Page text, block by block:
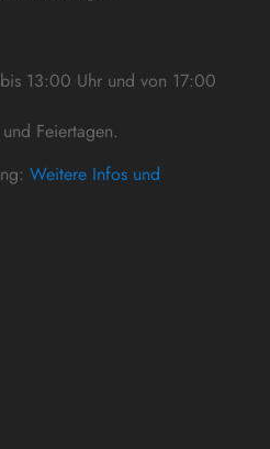
13:00 Uhr und von 17:00
Feiertagen.
Weitere Infos und